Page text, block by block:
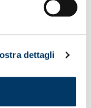
dettagli
11, nei pressi
è prevista la
firmata da tutte le
Club
tra le altre, la
Club
per tutti i ragazzi